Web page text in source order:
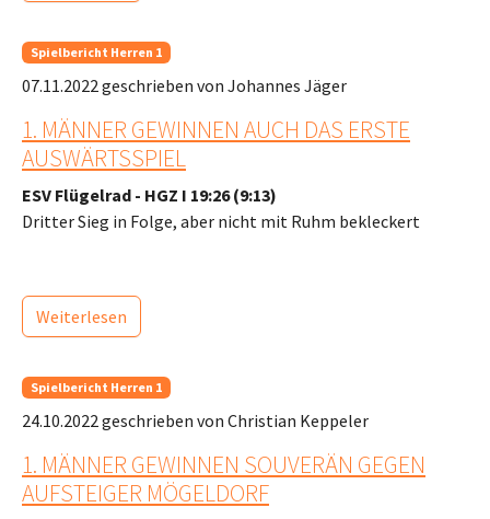
Spielbericht Herren 1
07.11.2022geschrieben von Johannes Jäger
1. MÄNNER GEWINNEN AUCH DAS ERSTE
AUSWÄRTSSPIEL
ESV Flügelrad - HGZ I 19:26 (9:13)
Dritter Sieg in Folge, aber nicht mit Ruhm bekleckert
Weiterlesen
Spielbericht Herren 1
24.10.2022geschrieben von Christian Keppeler
1. MÄNNER GEWINNEN SOUVERÄN GEGEN
AUFSTEIGER MÖGELDORF